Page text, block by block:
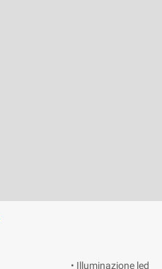
• Illuminazione led